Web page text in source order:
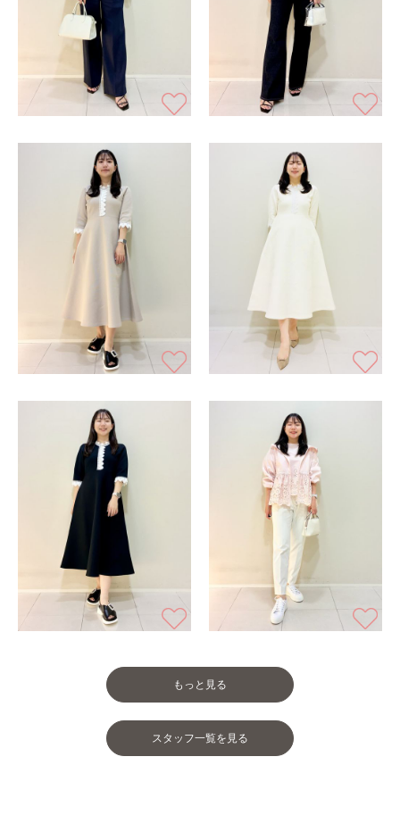
もっと見る
スタッフ一覧を見る